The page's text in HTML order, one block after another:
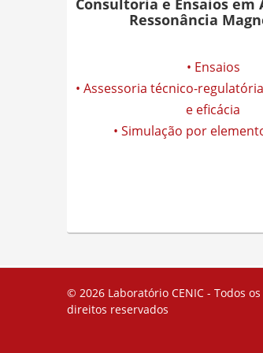
Consultoria e Ensaios em
Ressonância
• Ensaios
• Assessoria técnico-
e eficácia
• Simulação por
© 2026 Laboratório CENIC - Todos os
direitos reservados